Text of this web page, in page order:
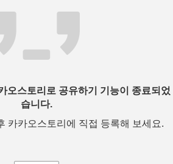
오스토리로 공유하기 기능이 종료되었
습니다.
카카오스토리에 직접 등록해 보세요.